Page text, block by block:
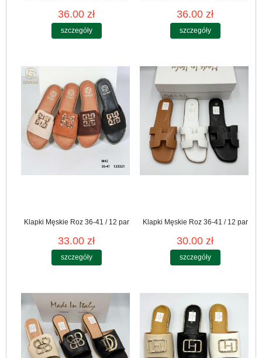
36.00 zł
szczegóły
36.00 zł
szczegóły
Klapki Męskie Roz 36-41 / 12 par
33.00 zł
szczegóły
Klapki Męskie Roz 36-41 / 12 par
30.00 zł
szczegóły